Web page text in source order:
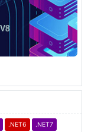
.NET6 .NET7